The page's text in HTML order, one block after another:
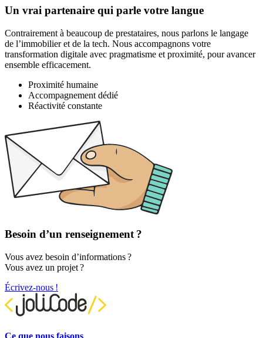
Un vrai partenaire qui parle votre langue
Contrairement à beaucoup de prestataires, nous parlons le langage
de l’immobilier et de la tech. Nous accompagnons votre
transformation digitale avec pragmatisme et proximité, pour avancer
ensemble efficacement.
Proximité humaine
Accompagnement dédié
Réactivité constante
Besoin d’un renseignement ?
Vous avez besoin d’informations ?
Vous avez un projet ?
Écrivez-nous !
Ce que nous faisons